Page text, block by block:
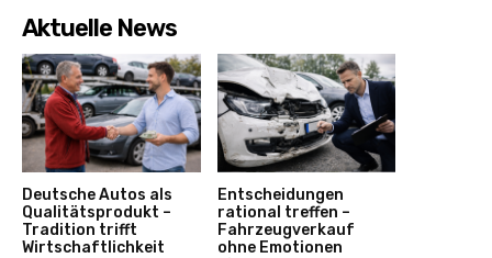
Aktuelle News
Deutsche Autos als
Qualitätsprodukt –
Tradition trifft
Wirtschaftlichkeit
Entscheidungen
rational treffen –
Fahrzeugverkauf
ohne Emotionen